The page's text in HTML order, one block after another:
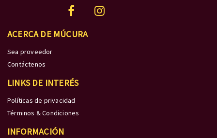
ACERCA DE MÚCURA
Sea proveedor
Contáctenos
LINKS DE INTERÉS
Políticas de privacidad
Términos & Condiciones
INFORMACIÓN